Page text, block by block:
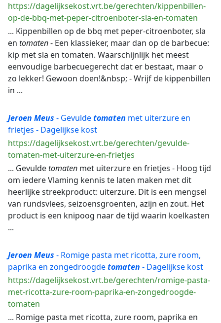
https://dagelijksekost.vrt.be/gerechten/kippenbillen-
op-de-bbq-met-peper-citroenboter-sla-en-tomaten
... Kippenbillen op de bbq met peper-citroenboter, sla
en tomaten- Een klassieker, maar dan op de barbecue:
kip met sla en tomaten. Waarschijnlijk het meest
eenvoudige barbecuegerecht dat er bestaat, maar o
zo lekker! Gewoon doen!&nbsp; - Wrijf de kippenbillen
in ...
Jeroen Meus - Gevuldetomaten met uiterzure en
frietjes - Dagelijkse kost
https://dagelijksekost.vrt.be/gerechten/gevulde-
tomaten-met-uiterzure-en-frietjes
... Gevuldetomaten met uiterzure en frietjes - Hoog tijd
om iedere Vlaming kennis te laten maken met dit
heerlijke streekproduct: uiterzure. Dit is een mengsel
van rundsvlees, seizoensgroenten, azijn en zout. Het
product is een knipoog naar de tijd waarin koelkasten
...
Jeroen Meus - Romige pasta met ricotta, zure room,
paprika en zongedroogdetomaten - Dagelijkse kost
https://dagelijksekost.vrt.be/gerechten/romige-pasta-
met-ricotta-zure-room-paprika-en-zongedroogde-
tomaten
... Romige pasta met ricotta, zure room, paprika en